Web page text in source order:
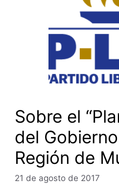
Sobre el
del
Región de
21 de agosto de 2017